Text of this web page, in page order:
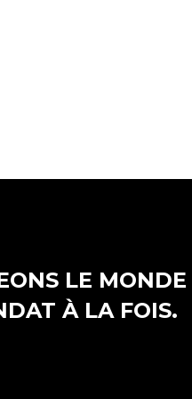
LE MONDE
À LA FOIS.